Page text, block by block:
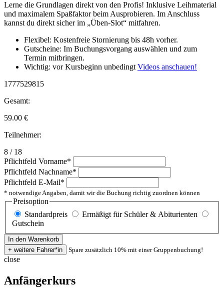
Lerne die Grundlagen direkt von den Profis! Inklusive Leihmaterial
und maximalem Spaßfaktor beim Ausprobieren. Im Anschluss
kannst du direkt sicher im „Üben-Slot“ mitfahren.
Flexibel: Kostenfreie Stornierung bis 48h vorher.
Gutscheine: Im Buchungsvorgang auswählen und zum
Termin mitbringen.
Wichtig: vor Kursbeginn unbedingt Videos anschauen!
1777529815
Gesamt:
59.00 €
Teilnehmer:
8 / 18
Pflichtfeld Vorname*
Pflichtfeld Nachname*
Pflichtfeld E-Mail*
* notwendige Angaben, damit wir die Buchung richtig zuordnen können
Preisoption
Standardpreis
Ermäßigt für Schüler & Abiturienten
Gutschein
Spare zusätzlich 10% mit einer Gruppenbuchung!
close
Anfängerkurs